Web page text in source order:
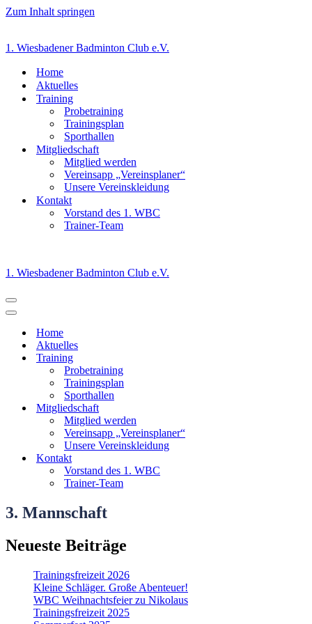
Zum Inhalt springen
1. Wiesbadener Badminton Club e.V.
Home
Aktuelles
Training
Probetraining
Trainingsplan
Sporthallen
Mitgliedschaft
Mitglied werden
Vereinsapp „Vereinsplaner“
Unsere Vereinskleidung
Kontakt
Vorstand des 1. WBC
Trainer-Team
1. Wiesbadener Badminton Club e.V.
Navigationsmenü
Navigationsmenü
Home
Aktuelles
Training
Probetraining
Trainingsplan
Sporthallen
Mitgliedschaft
Mitglied werden
Vereinsapp „Vereinsplaner“
Unsere Vereinskleidung
Kontakt
Vorstand des 1. WBC
Trainer-Team
3. Mannschaft
Neueste Beiträge
Trainingsfreizeit 2026
Kleine Schläger. Große Abenteuer!
WBC Weihnachtsfeier zu Nikolaus
Trainingsfreizeit 2025